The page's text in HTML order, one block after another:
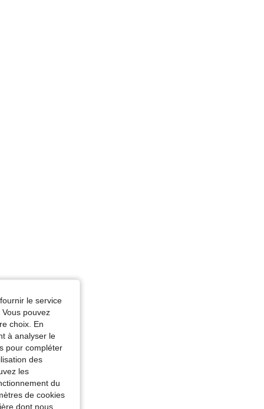
le service
pouvez
choix. En
à analyser le
pour compléter
des
les
du
de cookies
dont nous